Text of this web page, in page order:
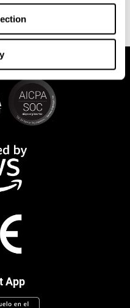
cada sesión,CogniFit
el avance
App